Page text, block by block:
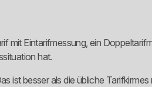
mit Eintarifmessung, ein
hat.
ist besser als die übliche Tarifkirmes